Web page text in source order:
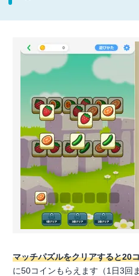
マッチパズルをクリアすると20
に50コインもらえます（1日3回